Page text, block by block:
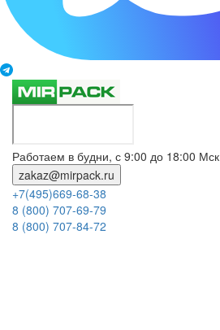
Работаем в будни, с 9:00 до 18:00 Мск
zakaz@mirpack.ru
+7(495)669-68-38
8 (800) 707-69-79
8 (800) 707-84-72